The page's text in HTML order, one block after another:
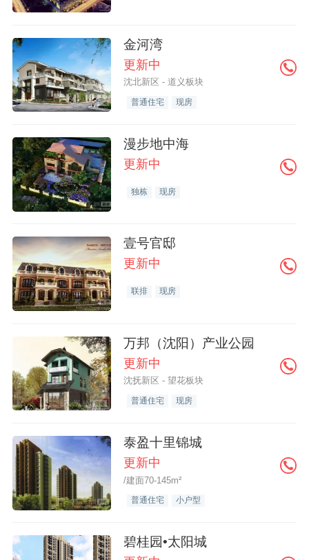
金河湾
更新中
沈北新区 - 道义板块
普通住宅 现房
漫步地中海
更新中
独栋 现房
壹号官邸
更新中
联排 现房
万邦（沈阳）产业公园
更新中
沈抚新区 - 望花板块
普通住宅 现房
泰盈十里锦城
更新中
/建面70-145m²
普通住宅 小户型
碧桂园•太阳城